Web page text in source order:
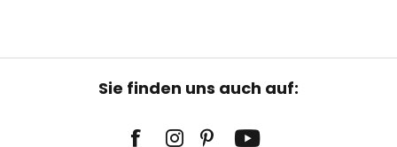
Sie finden uns auch auf: